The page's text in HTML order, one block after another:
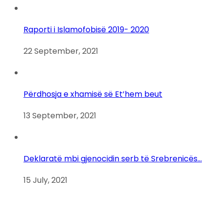
Raporti i Islamofobisë 2019- 2020
22 September, 2021
Përdhosja e xhamisë së Et’hem beut
13 September, 2021
Deklaratë mbi gjenocidin serb të Srebrenicës…
15 July, 2021